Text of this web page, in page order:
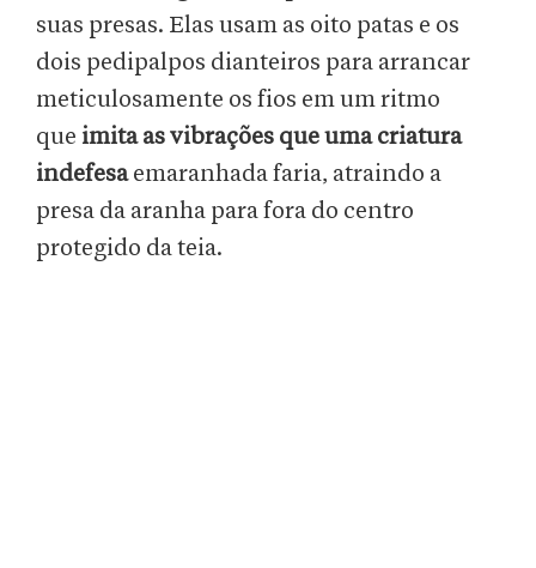
suas presas. Elas usam as oito patas e os
dois pedipalpos dianteiros para arrancar
meticulosamente os fios em um ritmo
que imita as vibrações que uma criatura
indefesaemaranhada faria, atraindo a
presa da aranha para fora do centro
protegido da teia.